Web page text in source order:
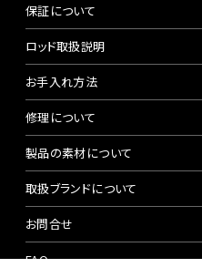
保証について
ロッド取扱説明
お手入れ方法
修理について
製品の素材について
取扱ブランドについて
お問合せ
FAQ